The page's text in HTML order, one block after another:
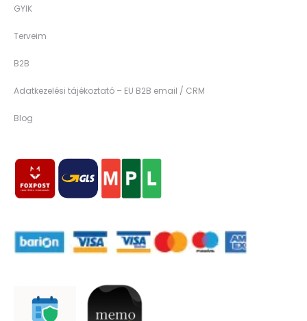
GYIK
Terveim
B2B
Adatkezelési tájékoztató – EU B2B email / CRM
Blog